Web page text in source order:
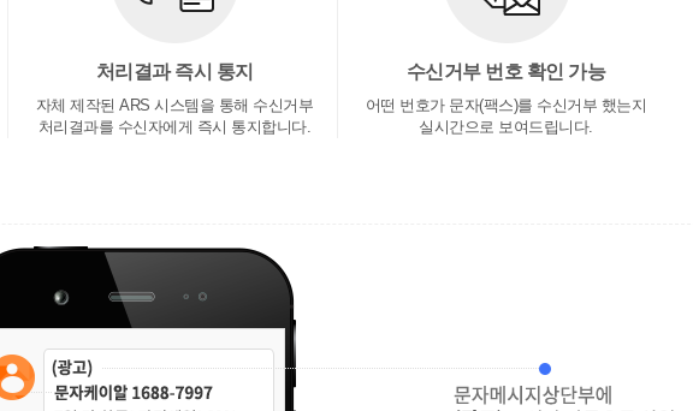
처리결과 즉시 통지
자체 제작된 ARS 시스템을 통해 수신거부
처리결과를 수신자에게 즉시 통지합니다.
수신거부 번호 확인 가능
어떤 번호가 문자(팩스)를 수신거부 했는지
실시간으로 보여드립니다.